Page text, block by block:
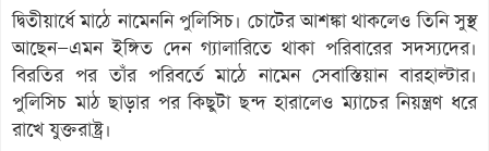
দ্বিতীয়ার্ধে মাঠে নামেননি পুলিসিচ। চোটের আশঙ্কা থাকলেও তিনি সুস্থ
আছেন—এমন ইঙ্গিত দেন গ্যালারিতে থাকা পরিবারের সদস্যদের।
বিরতির পর তাঁর পরিবর্তে মাঠে নামেন সেবাস্তিয়ান বারহাল্টার।
পুলিসিচ মাঠ ছাড়ার পর কিছুটা ছন্দ হারালেও ম্যাচের নিয়ন্ত্রণ ধরে
রাখে যুক্তরাষ্ট্র।